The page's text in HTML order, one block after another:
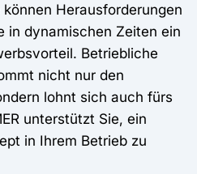
Herausforderungen
in dynamischen Zeiten ein
Betriebliche
nicht nur den
lohnt sich auch fürs
unterstützt Sie, ein
in Ihrem Betrieb zu